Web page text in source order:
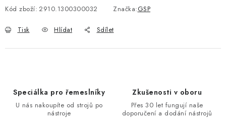
NÁSTROJE PRO FRÉZOVÁNÍ
POTŘEBUJI DOBRÝ STROJ
Kód zboží: 2910.1300300032 Značka:GSP
Tisk Hlídat Sdílet
Speciálka pro řemeslníky
U nás nakoupíte od strojů po
nástroje
Zkušenosti v oboru
Přes 30 let fungují naše
doporučení a dodání nástrojů